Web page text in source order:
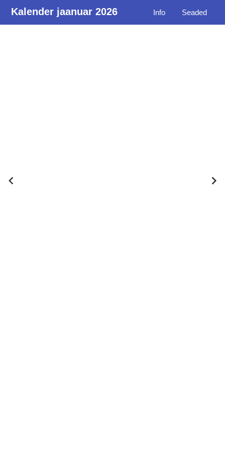
Kalender jaanuar 2026 Info Seaded